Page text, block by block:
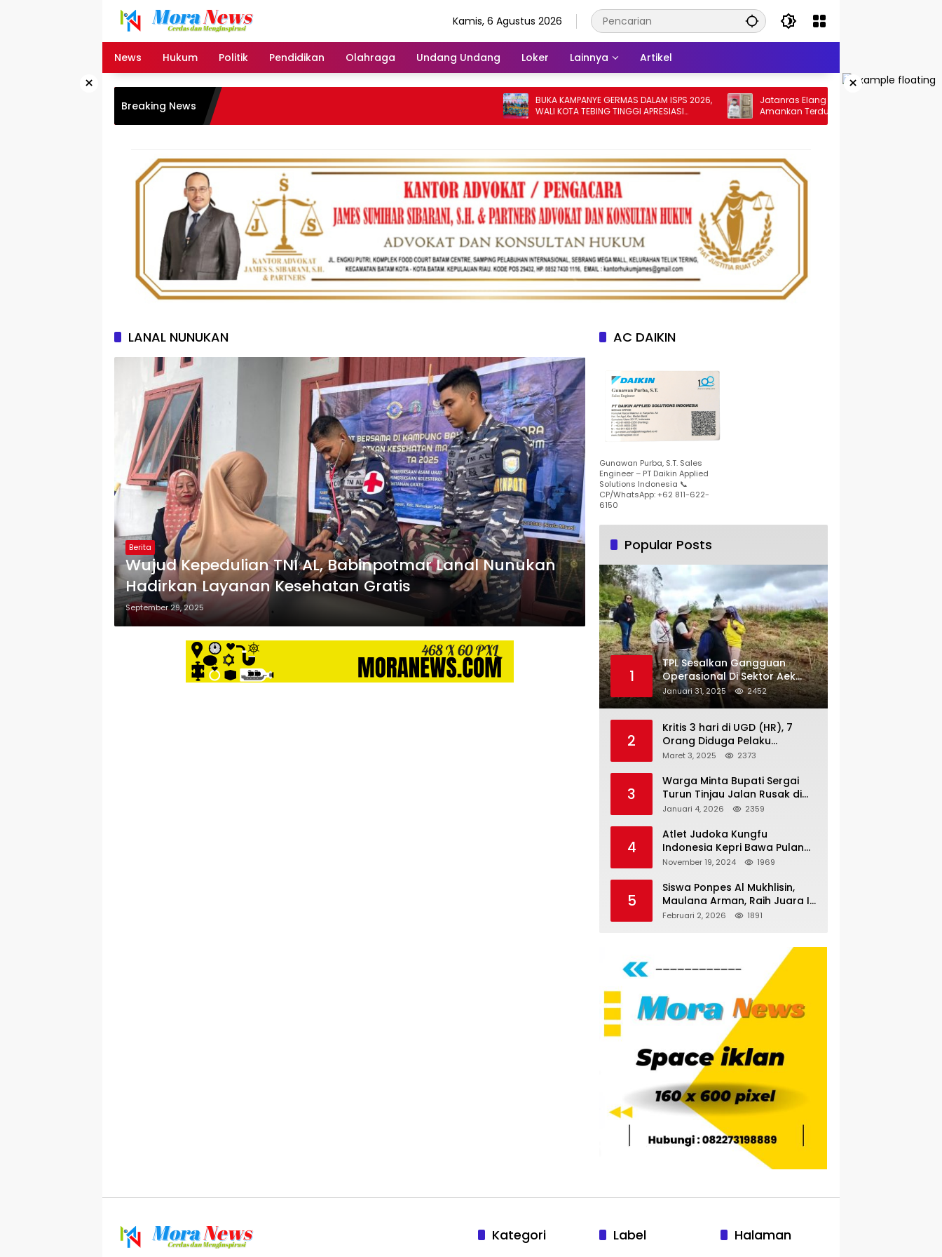
Kamis, 6 Agustus 2026
News Hukum Politik Pendidikan Olahraga Undang Undang Loker Lainnya Artikel
× ×
Breaking News
BUKA KAMPANYE GERMAS DALAM ISPS 2026,
WALI KOTA TEBING TINGGI APRESIASI
PENURUNAN STUNTING
Jatanras Elang Sakti Polres Tebing Tinggi
Amankan Terduga Pelaku Penggelapan
Sepeda Motor
LANAL NUNUKAN
Berita
Wujud Kepedulian TNI AL, Babinpotmar Lanal Nunukan
Hadirkan Layanan Kesehatan Gratis
September 29, 2025
AC DAIKIN
Gunawan Purba, S.T. Sales
Engineer – PT Daikin Applied
Solutions Indonesia 📞
CP/WhatsApp: +62 811-622-
6150
Popular Posts
1
TPL Sesalkan Gangguan
Operasional Di Sektor Aek
Nauli
Januari 31, 2025 2452
2
Kritis 3 hari di UGD (HR), 7
Orang Diduga Pelaku
Pengeroyokan di Lift KTV
Kantor Hukum JAP
Pertanyakan Kinerja Polresta
Tanjungpinang
Maret 3, 2025 2373
3
Warga Minta Bupati Sergai
Turun Tinjau Jalan Rusak di
Dusun 4 Desa Sei Periuk
Januari 4, 2026 2359
4
Atlet Judoka Kungfu
Indonesia Kepri Bawa Pulang
11 Medali Pra Fornas bogor, 3
November 19, 2024 1969
5
Siswa Ponpes Al Mukhlisin,
Maulana Arman, Raih Juara I
Taekwondo Junior Putra di
Februari 2, 2026 1891
Kategori Label Halaman